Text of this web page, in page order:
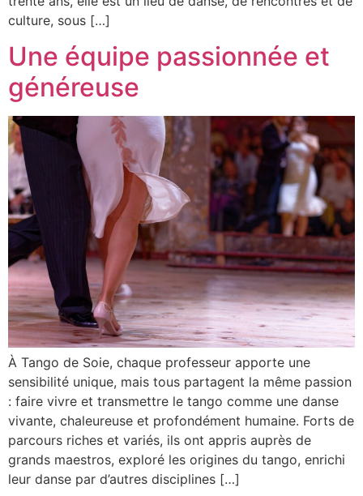
culture, sous […]
Une équipe passionnée et
généreuse
À Tango de Soie, chaque professeur apporte une
sensibilité unique, mais tous partagent la même passion
: faire vivre et transmettre le tango comme une danse
vivante, chaleureuse et profondément humaine. Forts de
parcours riches et variés, ils ont appris auprès de
grands maestros, exploré les origines du tango, enrichi
leur danse par d’autres disciplines […]